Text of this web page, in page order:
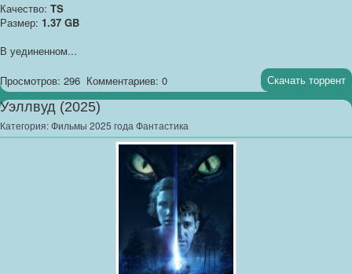
Качество: TS
Размер: 1.37 GB
В уединенном...
Просмотров: 296 Комментариев: 0 Скачать торрент
Уэллвуд (2025)
Категория:Фильмы 2025 года Фантастика